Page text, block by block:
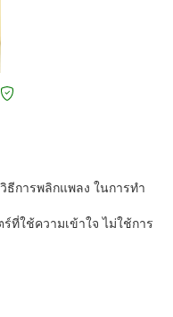
ธีการพลิกแพลง ในการทำ
ที่ใช้ความเข้าใจ ไม่ใช้การ